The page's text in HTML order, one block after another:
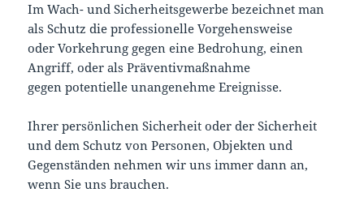
Im Wach- und Sicherheitsgewerbe bezeichnet man
als Schutz die professionelle Vorgehensweise
oder Vorkehrung gegen eine Bedrohung, einen
Angriff, oder als Präventivmaßnahme
gegen potentielle unangenehme Ereignisse.
Ihrer persönlichen Sicherheit oder der Sicherheit
und dem Schutz von Personen, Objekten und
Gegenständen nehmen wir uns immer dann an,
wenn Sie uns brauchen.